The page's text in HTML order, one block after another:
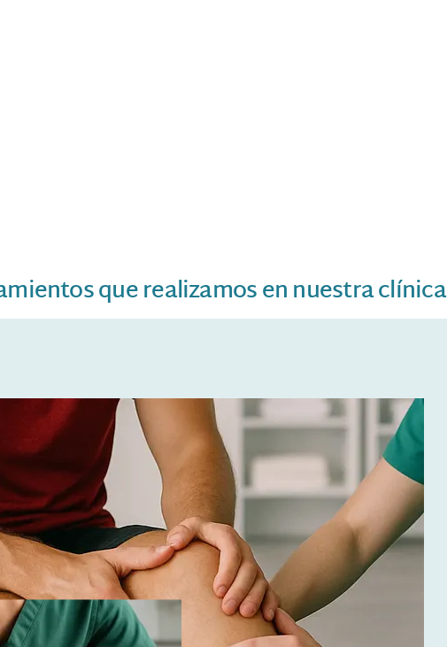
que realizamos en nuestra clínica